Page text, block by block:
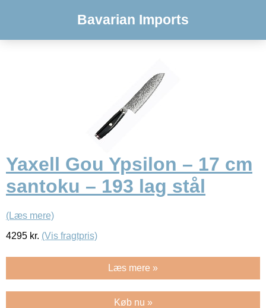
Bavarian Imports
Yaxell Gou Ypsilon – 17 cm
santoku – 193 lag stål
(Læs mere)
4295 kr. (Vis fragtpris)
Læs mere »
Køb nu »